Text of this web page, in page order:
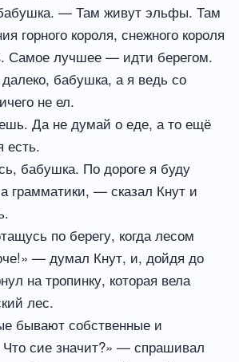
— Там живут эльфы. Там
горного короля, снежного короля
Самое лучшее — идти берегом.
бабушка, а я ведь со
не ел.
Да не думай о еде, а то ещё
есть.
бабушка. По дороге я буду
грамматики, — сказал Кнут и
по берегу, когда лесом
— думал Кнут, и, дойдя до
на тропинку, которая вела
лес.
бывают собственные и
сие значит?» — спрашивал